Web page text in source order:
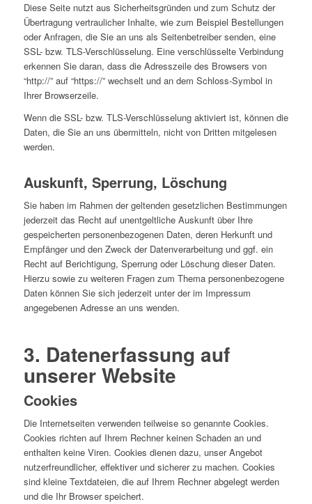
Diese Seite nutzt aus Sicherheitsgründen und zum Schutz der
Übertragung vertraulicher Inhalte, wie zum Beispiel Bestellungen
oder Anfragen, die Sie an uns als Seitenbetreiber senden, eine
SSL- bzw. TLS-Verschlüsselung. Eine verschlüsselte Verbindung
erkennen Sie daran, dass die Adresszeile des Browsers von
“http://” auf “https://” wechselt und an dem Schloss-Symbol in
Ihrer Browserzeile.
Wenn die SSL- bzw. TLS-Verschlüsselung aktiviert ist, können die
Daten, die Sie an uns übermitteln, nicht von Dritten mitgelesen
werden.
Auskunft, Sperrung, Löschung
Sie haben im Rahmen der geltenden gesetzlichen Bestimmungen
jederzeit das Recht auf unentgeltliche Auskunft über Ihre
gespeicherten personenbezogenen Daten, deren Herkunft und
Empfänger und den Zweck der Datenverarbeitung und ggf. ein
Recht auf Berichtigung, Sperrung oder Löschung dieser Daten.
Hierzu sowie zu weiteren Fragen zum Thema personenbezogene
Daten können Sie sich jederzeit unter der im Impressum
angegebenen Adresse an uns wenden.
3. Datenerfassung auf
unserer Website
Cookies
Die Internetseiten verwenden teilweise so genannte Cookies.
Cookies richten auf Ihrem Rechner keinen Schaden an und
enthalten keine Viren. Cookies dienen dazu, unser Angebot
nutzerfreundlicher, effektiver und sicherer zu machen. Cookies
sind kleine Textdateien, die auf Ihrem Rechner abgelegt werden
und die Ihr Browser speichert.